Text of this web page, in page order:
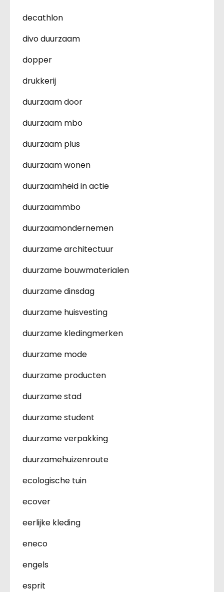
decathlon
divo duurzaam
dopper
drukkerij
duurzaam door
duurzaam mbo
duurzaam plus
duurzaam wonen
duurzaamheid in actie
duurzaammbo
duurzaamondernemen
duurzame architectuur
duurzame bouwmaterialen
duurzame dinsdag
duurzame huisvesting
duurzame kledingmerken
duurzame mode
duurzame producten
duurzame stad
duurzame student
duurzame verpakking
duurzamehuizenroute
ecologische tuin
ecover
eerlijke kleding
eneco
engels
esprit